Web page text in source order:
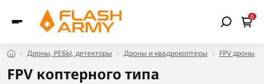
0
Дроны, РЕБЫ, детекторы Дроны и квадрокоптеры FPV дроны
FPV коптерного типа